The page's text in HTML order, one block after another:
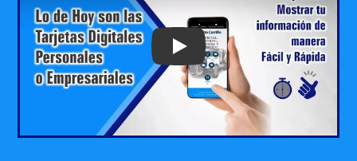
Play: Keynote (Google I/O '18)